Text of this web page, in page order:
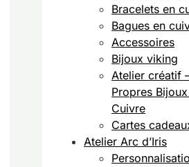
Bracelets en
Bagues en
Accessoires
Bijoux viking
Atelier créatif
Propres
Cuivre
Cartes
Atelier Arc d’Iris